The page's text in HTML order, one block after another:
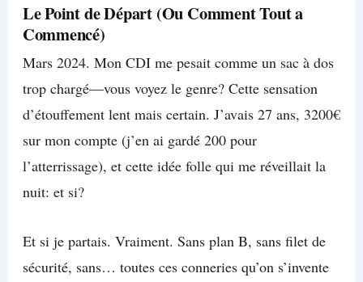
Le Point de Départ (Ou Comment Tout a
Commencé)
Mars 2024. Mon CDI me pesait comme un sac à dos
trop chargé—vous voyez le genre? Cette sensation
d’étouffement lent mais certain. J’avais 27 ans, 3200€
sur mon compte (j’en ai gardé 200 pour
l’atterrissage), et cette idée folle qui me réveillait la
nuit: et si?
Et si je partais. Vraiment. Sans plan B, sans filet de
sécurité, sans… toutes ces conneries qu’on s’invente